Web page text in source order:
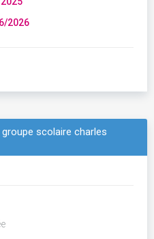
2026
scolaire charles